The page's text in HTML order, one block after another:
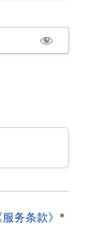
务条款》 *